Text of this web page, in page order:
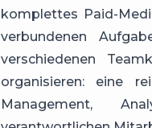
komplettes Paid-
verbundenen
verschiedenen
organisieren: eine
Management,